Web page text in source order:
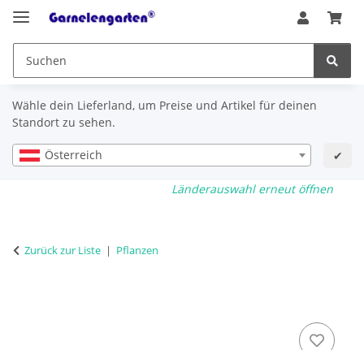
Wähle dein Lieferland, um Preise und Artikel für deinen
Standort zu sehen.
Österreich ✔
Länderauswahl erneut öffnen
Zurück zur Liste Pflanzen